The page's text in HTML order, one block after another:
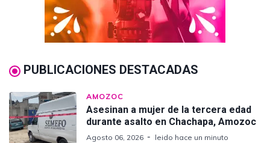
PUBLICACIONES DESTACADAS
AMOZOC
Asesinan a mujer de la tercera edad
durante asalto en Chachapa, Amozoc
Agosto 06, 2026 leido hace un minuto